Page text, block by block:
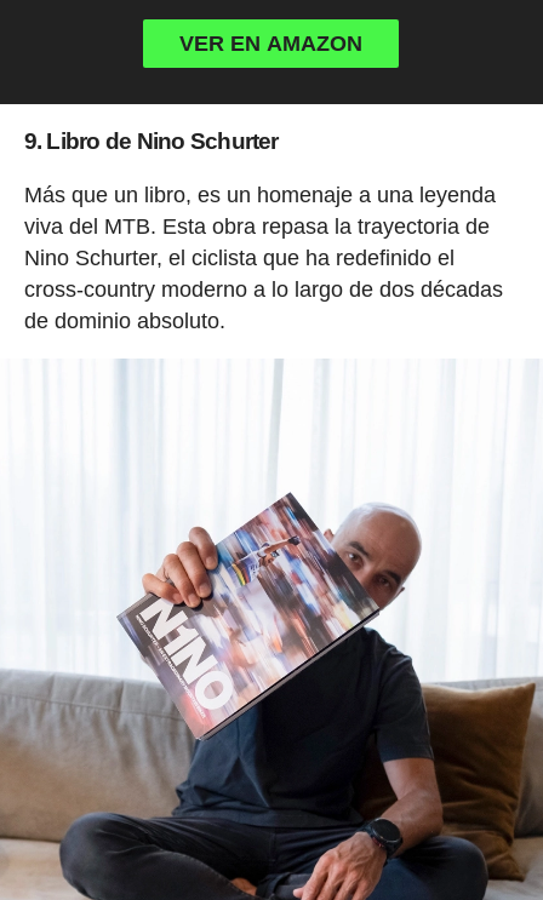
VER EN AMAZON
9. Libro de Nino Schurter
Más que un libro, es un homenaje a una leyenda
viva del MTB. Esta obra repasa la trayectoria de
Nino Schurter, el ciclista que ha redefinido el
cross-country moderno a lo largo de dos décadas
de dominio absoluto.